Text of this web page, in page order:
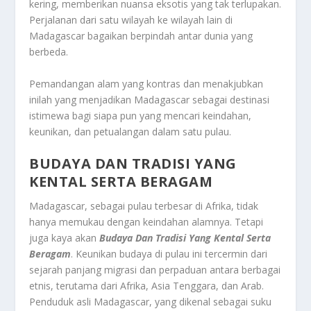
kering, memberikan nuansa eksotis yang tak terlupakan.
Perjalanan dari satu wilayah ke wilayah lain di
Madagascar bagaikan berpindah antar dunia yang
berbeda.
Pemandangan alam yang kontras dan menakjubkan
inilah yang menjadikan Madagascar sebagai destinasi
istimewa bagi siapa pun yang mencari keindahan,
keunikan, dan petualangan dalam satu pulau.
BUDAYA DAN TRADISI YANG
KENTAL SERTA BERAGAM
Madagascar, sebagai pulau terbesar di Afrika, tidak
hanya memukau dengan keindahan alamnya. Tetapi
juga kaya akanBudaya Dan Tradisi Yang Kental Serta
Beragam. Keunikan budaya di pulau ini tercermin dari
sejarah panjang migrasi dan perpaduan antara berbagai
etnis, terutama dari Afrika, Asia Tenggara, dan Arab.
Penduduk asli Madagascar, yang dikenal sebagai suku